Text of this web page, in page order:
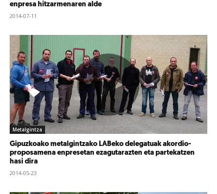
enpresa hitzarmenaren alde
2014-07-11
Metalgintza
Gipuzkoako metalgintzako LABeko delegatuak akordio-
proposamena enpresetan ezagutarazten eta partekatzen
hasi dira
2014-05-23